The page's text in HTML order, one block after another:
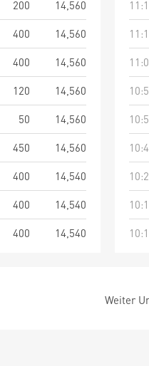
200
14,560
400
14,560
400
14,560
120
14,560
50
14,560
450
14,560
400
14,540
400
14,540
400 14,540
Weiter